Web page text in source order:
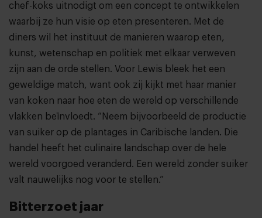
chef-koks uitnodigt om een concept te ontwikkelen
waarbij ze hun visie op eten presenteren. Met de
diners wil het instituut de manieren waarop eten,
kunst, wetenschap en politiek met elkaar verweven
zijn aan de orde stellen. Voor Lewis bleek het een
geweldige match, want ook zij kijkt met haar manier
van koken naar hoe eten de wereld op verschillende
vlakken beïnvloedt. “Neem bijvoorbeeld de productie
van suiker op de plantages in Caribische landen. Die
handel heeft het culinaire landschap over de hele
wereld voorgoed veranderd. Een wereld zonder suiker
valt nauwelijks nog voor te stellen.”
Bitterzoet jaar